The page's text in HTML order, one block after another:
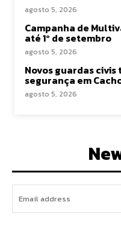
agosto 5, 2026
Campanha de
até 1º de setembro
agosto 5, 2026
Novos guardas
segurança em
agosto 5, 2026